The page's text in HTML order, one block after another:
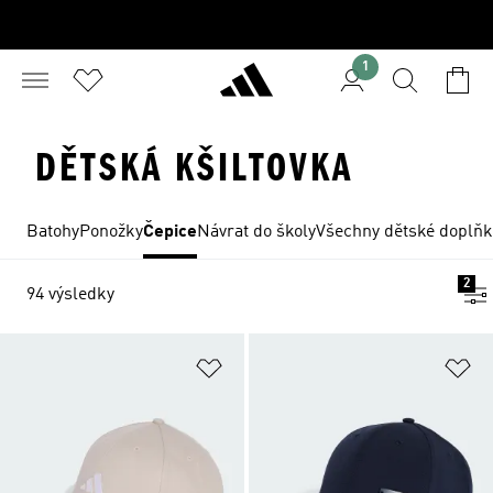
1
DĚTSKÁ KŠILTOVKA
BatohyPonožkyČepiceNávrat do školyVšechny dětské
94 výsledky
2